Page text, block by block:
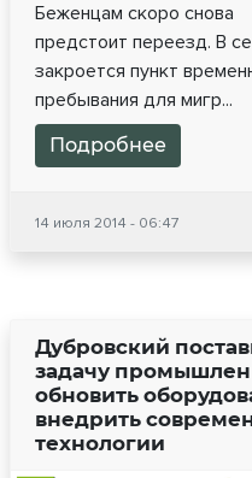
Беженцам скоро снова
предстоит переезд. В
закроется пункт
пребывания для мигр...
Подробнее
14 июля 2014 - 06:47
Дубровский
задачу
обновить
внедрить
технологии